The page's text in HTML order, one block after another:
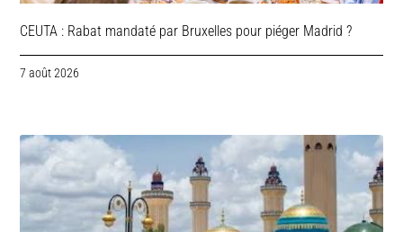
CEUTA : Rabat mandaté par Bruxelles pour piéger Madrid ?
7 août 2026